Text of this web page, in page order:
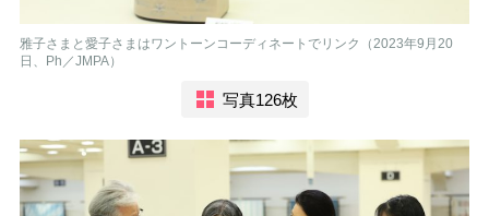
雅子さまと愛子さまはワントーンコーディネートでリンク（2023年9月20
日、Ph／JMPA）
写真126枚